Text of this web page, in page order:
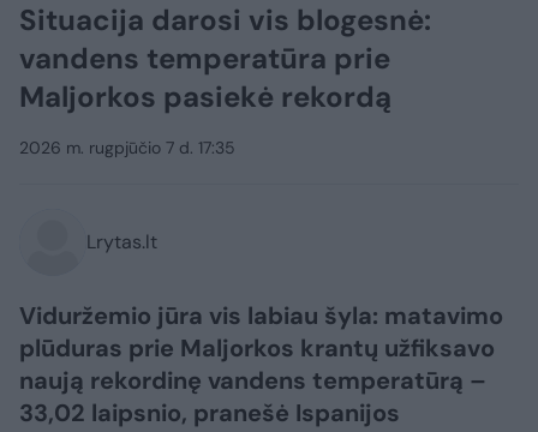
Situacija darosi vis blogesnė:
vandens temperatūra prie
Maljorkos pasiekė rekordą
2026 m. rugpjūčio 7 d. 17:35
Lrytas.lt
Viduržemio jūra vis labiau šyla: matavimo
plūduras prie Maljorkos krantų užfiksavo
naują rekordinę vandens temperatūrą –
33,02 laipsnio, pranešė Ispanijos